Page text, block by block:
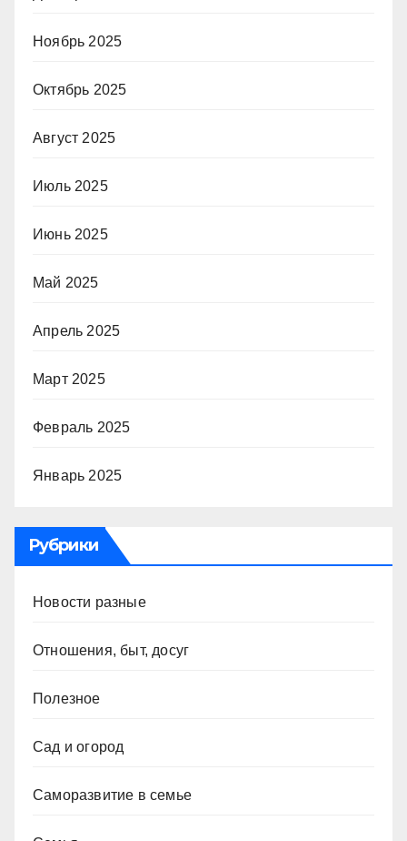
Ноябрь 2025
Октябрь 2025
Август 2025
Июль 2025
Июнь 2025
Май 2025
Апрель 2025
Март 2025
Февраль 2025
Январь 2025
Рубрики
Новости разные
Отношения, быт, досуг
Полезное
Сад и огород
Саморазвитие в семье